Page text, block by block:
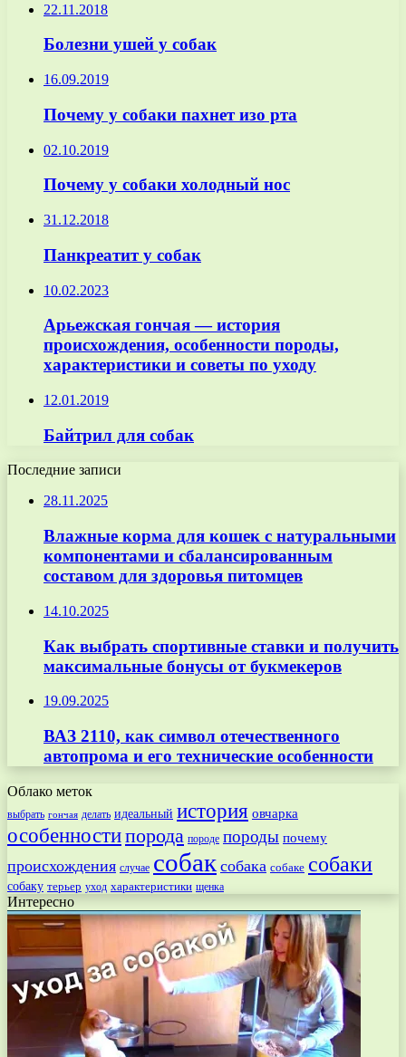
22.11.2018
Болезни ушей у собак
16.09.2019
Почему у собаки пахнет изо рта
02.10.2019
Почему у собаки холодный нос
31.12.2018
Панкреатит у собак
10.02.2023
Арьежская гончая — история
происхождения, особенности породы,
характеристики и советы по уходу
12.01.2019
Байтрил для собак
Последние записи
28.11.2025
Влажные корма для кошек с натуральными
компонентами и сбалансированным
составом для здоровья питомцев
14.10.2025
Как выбрать спортивные ставки и получить
максимальные бонусы от букмекеров
19.09.2025
ВАЗ 2110, как символ отечественного
автопрома и его технические особенности
Облако меток
выбрать гончая делать идеальный история овчарка
особенностипорода породе породы почему
происхождения случае собак собака собаке собаки
собаку терьер уход характеристики щенка
Интересно